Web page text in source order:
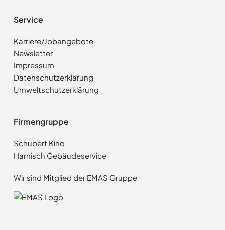
Service
Karriere/Jobangebote
Newsletter
Impressum
Datenschutzerklärung
Umweltschutzerklärung
Firmengruppe
Schubert Kino
Harnisch Gebäudeservice
Wir sind Mitglied der EMAS Gruppe